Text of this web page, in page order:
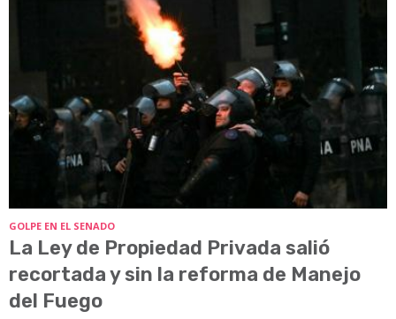
GOLPE EN EL SENADO
La Ley de Propiedad Privada salió
recortada y sin la reforma de Manejo
del Fuego